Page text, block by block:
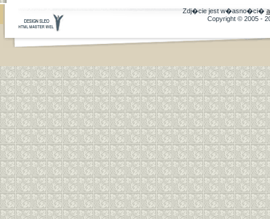
Zdj�cie jest w�asno�ci�
Copyright © 2005 -